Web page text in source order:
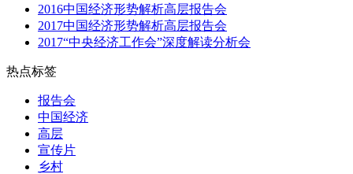
2016中国经济形势解析高层报告会
2017中国经济形势解析高层报告会
2017“中央经济工作会”深度解读分析会
热点标签
报告会
中国经济
高层
宣传片
乡村